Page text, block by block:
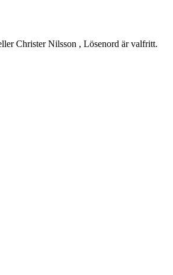
Christer Nilsson , Lösenord är valfritt.